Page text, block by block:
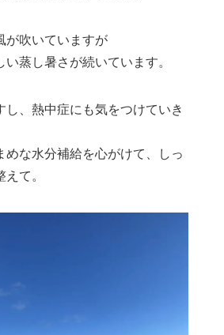
が吹いていますが
蒸し暑さが続いています。
し、熱中症にも気をつけていき
めな水分補給を心がけて、しっ
て。